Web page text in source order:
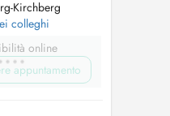
Kirchberg
colleghi
online
appuntamento